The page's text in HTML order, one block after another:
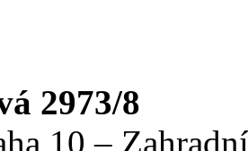
2973/8
10 –